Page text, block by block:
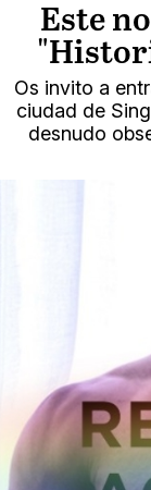
Este
Os invito a
ciudad de
desnudo